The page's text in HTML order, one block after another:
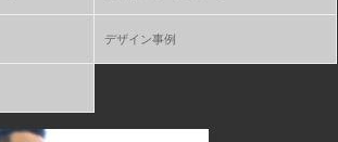
デザイン事例